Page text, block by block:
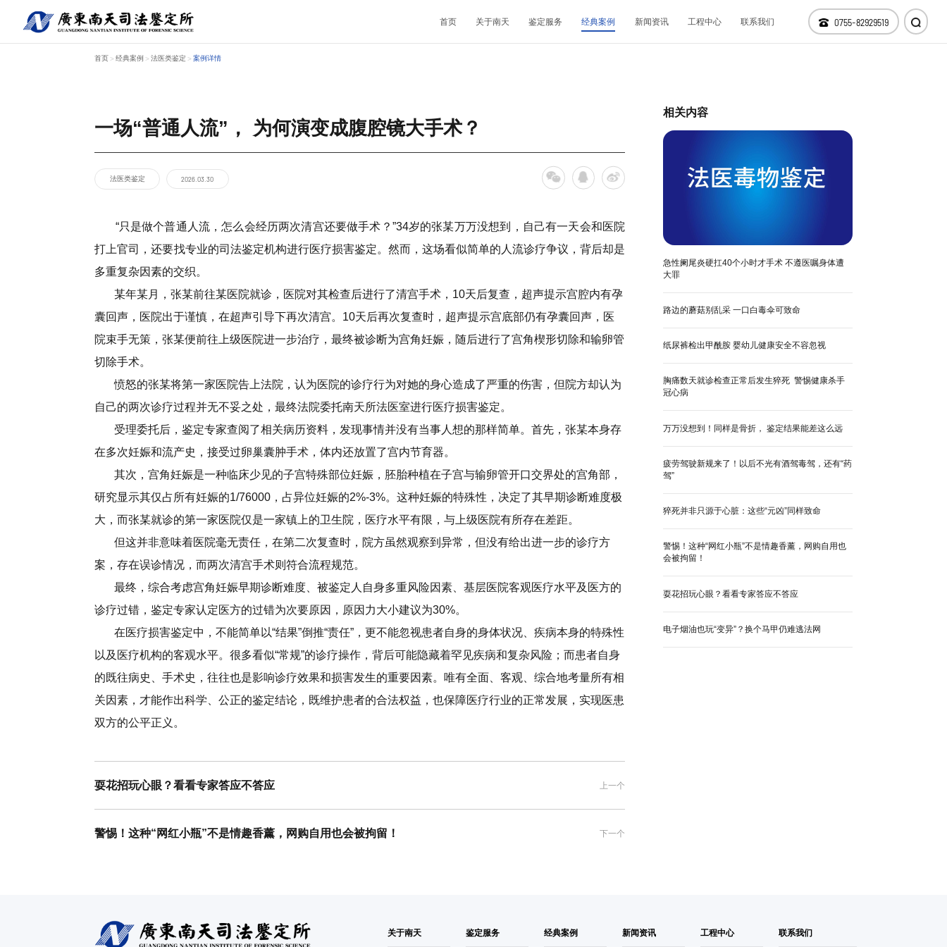
首页 关于南天 鉴定服务 经典案例 新闻资讯 工程中心 联系我们 0755-82929519
关于南天 机构文化
鉴定服务
经典案例 文件形成时间鉴定
新闻资讯
工程中心
首页 > 经典案例 > 法医类鉴定 > 案例详情
一场“普通人流”， 为何演变成腹腔镜大手术？
法医类鉴定 2026.03.30
“只是做个普通人流，怎么会经历两次清宫还要做手术？”34岁的张某万万没想到，自己有一天会和医院
打上官司，还要找专业的司法鉴定机构进行医疗损害鉴定。然而，这场看似简单的人流诊疗争议，背后却是
多重复杂因素的交织。
某年某月，张某前往某医院就诊，医院对其检查后进行了清宫手术，10天后复查，超声提示宫腔内有孕
囊回声，医院出于谨慎，在超声引导下再次清宫。10天后再次复查时，超声提示宫底部仍有孕囊回声，医
院束手无策，张某便前往上级医院进一步治疗，最终被诊断为宫角妊娠，随后进行了宫角楔形切除和输卵管
切除手术。
愤怒的张某将第一家医院告上法院，认为医院的诊疗行为对她的身心造成了严重的伤害，但院方却认为
自己的两次诊疗过程并无不妥之处，最终法院委托南天所法医室进行医疗损害鉴定。
受理委托后，鉴定专家查阅了相关病历资料，发现事情并没有当事人想的那样简单。首先，张某本身存
在多次妊娠和流产史，接受过卵巢囊肿手术，体内还放置了宫内节育器。
其次，宫角妊娠是一种临床少见的子宫特殊部位妊娠，胚胎种植在子宫与输卵管开口交界处的宫角部，
研究显示其仅占所有妊娠的1/76000，占异位妊娠的2%-3%。这种妊娠的特殊性，决定了其早期诊断难度极
大，而张某就诊的第一家医院仅是一家镇上的卫生院，医疗水平有限，与上级医院有所存在差距。
但这并非意味着医院毫无责任，在第二次复查时，院方虽然观察到异常，但没有给出进一步的诊疗方
案，存在误诊情况，而两次清宫手术则符合流程规范。
最终，综合考虑宫角妊娠早期诊断难度、被鉴定人自身多重风险因素、基层医院客观医疗水平及医方的
诊疗过错，鉴定专家认定医方的过错为次要原因，原因力大小建议为30%。
在医疗损害鉴定中，不能简单以“结果”倒推“责任”，更不能忽视患者自身的身体状况、疾病本身的特殊性
以及医疗机构的客观水平。很多看似“常规”的诊疗操作，背后可能隐藏着罕见疾病和复杂风险；而患者自身
的既往病史、手术史，往往也是影响诊疗效果和损害发生的重要因素。唯有全面、客观、综合地考量所有相
关因素，才能作出科学、公正的鉴定结论，既维护患者的合法权益，也保障医疗行业的正常发展，实现医患
双方的公平正义。
耍花招玩心眼？看看专家答应不答应 上一个
警惕！这种“网红小瓶”不是情趣香薰，网购自用也会被拘留！ 下一个
相关内容
急性阑尾炎硬扛40个小时才手术 不遵医嘱身体遭
大罪
路边的蘑菇别乱采 一口白毒伞可致命
纸尿裤检出甲酰胺 婴幼儿健康安全不容忽视
胸痛数天就诊检查正常后发生猝死 警惕健康杀手
冠心病
万万没想到！同样是骨折， 鉴定结果能差这么远
疲劳驾驶新规来了！以后不光有酒驾毒驾，还有“药
驾”
猝死并非只源于心脏：这些“元凶”同样致命
警惕！这种“网红小瓶”不是情趣香薰，网购自用也
会被拘留！
耍花招玩心眼？看看专家答应不答应
电子烟油也玩“变异”？换个马甲仍难逃法网
关于南天 鉴定服务 经典案例 新闻资讯 工程中心 联系我们